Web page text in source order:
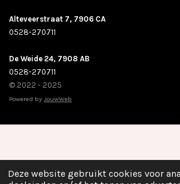
Deze website gebruikt cookies voor
e
b
o
k
t
a
g
a
m
T
Alteveerstraat 7, 7906 CA
0528-270711
De Weide 24, 7908 AB
0528-270711
© 2022 - 2025
Powered by JouwWeb